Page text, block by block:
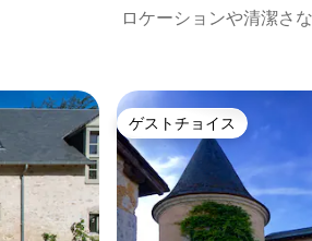
ロケーションや清潔さ
ゲストチョイス
ゲストチョイス